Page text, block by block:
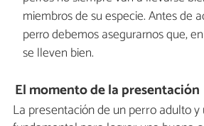
miembros de su especie. Antes de
perro debemos asegurarnos que,
se lleven bien.
El momento de la presentación
La presentación de un perro adulto